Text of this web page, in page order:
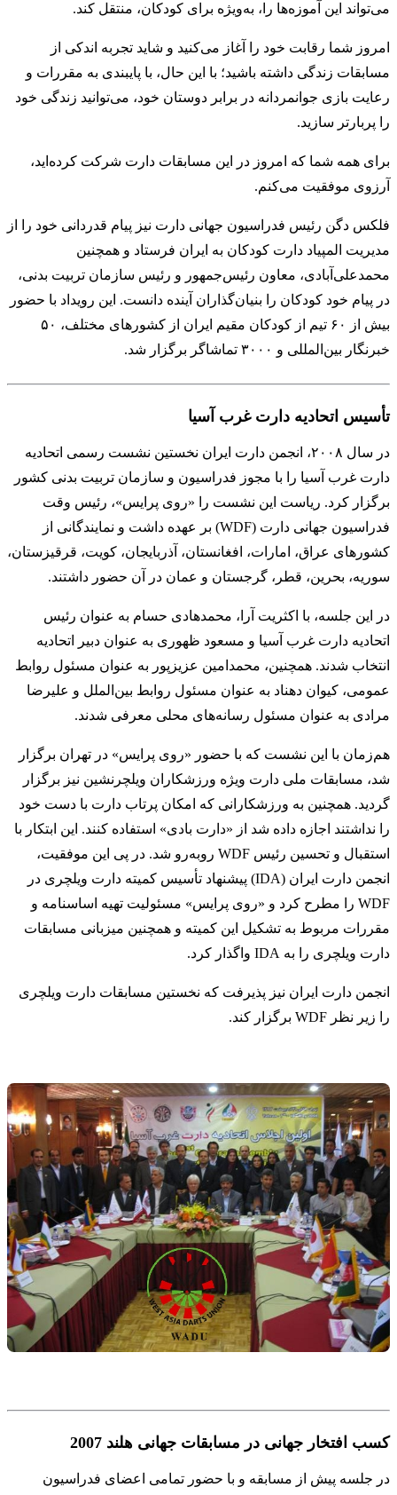
می‌تواند این آموزه‌ها را، به‌ویژه برای کودکان، منتقل کند.
امروز شما رقابت خود را آغاز می‌کنید و شاید تجربه اندکی از
مسابقات زندگی داشته باشید؛ با این حال، با پایبندی به مقررات و
رعایت بازی جوانمردانه در برابر دوستان خود، می‌توانید زندگی خود
را پربارتر سازید.
برای همه شما که امروز در این مسابقات دارت شرکت کرده‌اید،
آرزوی موفقیت می‌کنم.
فلکس دگن رئیس فدراسیون جهانی دارت نیز پیام قدردانی خود را از
مدیریت المپیاد دارت کودکان به ایران فرستاد و همچنین
محمدعلی‌آبادی، معاون رئیس‌جمهور و رئیس سازمان تربیت بدنی،
در پیام خود کودکان را بنیان‌گذاران آینده دانست. این رویداد با حضور
بیش از ۶۰ تیم از کودکان مقیم ایران از کشورهای مختلف، ۵۰
خبرنگار بین‌المللی و ۳۰۰۰ تماشاگر برگزار شد.
تأسیس اتحادیه دارت غرب آسیا
در سال ۲۰۰۸، انجمن دارت ایران نخستین نشست رسمی اتحادیه
دارت غرب آسیا را با مجوز فدراسیون و سازمان تربیت بدنی کشور
برگزار کرد. ریاست این نشست را «روی پرایس»، رئیس وقت
فدراسیون جهانی دارت (WDF) بر عهده داشت و نمایندگانی از
کشورهای عراق، امارات، افغانستان، آذربایجان، کویت، قرقیزستان،
سوریه، بحرین، قطر، گرجستان و عمان در آن حضور داشتند.
در این جلسه، با اکثریت آرا، محمدهادی حسام به عنوان رئیس
اتحادیه دارت غرب آسیا و مسعود ظهوری به عنوان دبیر اتحادیه
انتخاب شدند. همچنین، محمدامین عزیزپور به عنوان مسئول روابط
عمومی، کیوان دهناد به عنوان مسئول روابط بین‌الملل و علیرضا
مرادی به عنوان مسئول رسانه‌های محلی معرفی شدند.
هم‌زمان با این نشست که با حضور «روی پرایس» در تهران برگزار
شد، مسابقات ملی دارت ویژه ورزشکاران ویلچرنشین نیز برگزار
گردید. همچنین به ورزشکارانی که امکان پرتاب دارت با دست خود
را نداشتند اجازه داده شد از «دارت بادی» استفاده کنند. این ابتکار با
استقبال و تحسین رئیس WDF روبه‌رو شد. در پی این موفقیت،
انجمن دارت ایران (IDA) پیشنهاد تأسیس کمیته دارت ویلچری در
WDF را مطرح کرد و «روی پرایس» مسئولیت تهیه اساسنامه و
مقررات مربوط به تشکیل این کمیته و همچنین میزبانی مسابقات
دارت ویلچری را به IDA واگذار کرد.
انجمن دارت ایران نیز پذیرفت که نخستین مسابقات دارت ویلچری
را زیر نظر WDF برگزار کند.
کسب افتخار جهانی در مسابقات جهانی هلند 2007
در جلسه پیش از مسابقه و با حضور تمامی اعضای فدراسیون